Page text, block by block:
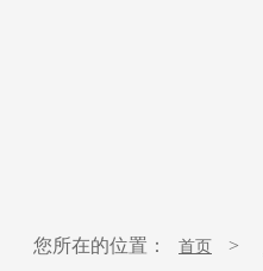
您所在的位置： 首页 >